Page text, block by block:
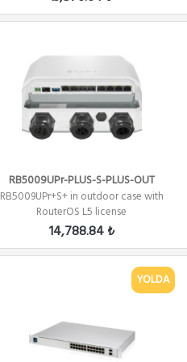
RB5009UPr-PLUS-S-PLUS-OUT
RB5009UPr+S+ in outdoor case with
RouterOS L5 license
14,788.84 ₺
YOLDA